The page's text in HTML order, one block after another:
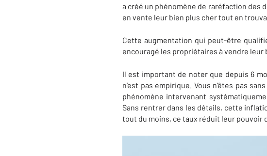
a créé un phénomène de raréfaction des
en vente leur bien plus cher tout en
Cette augmentation qui peut-être
encouragé les propriétaires à vendre leur
Il est important de noter que depuis 6
n’est pas empirique. Vous n’êtes pas
phénomène intervenant
Sans rentrer dans les détails, cette
tout du moins, ce taux réduit leur pouvoir